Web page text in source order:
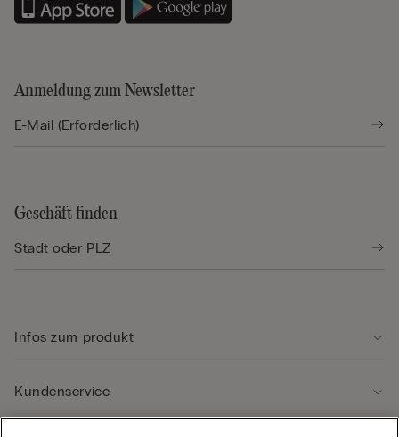
Anmeldung zum Newsletter
Geschäft finden
Infos zum produkt
Kundenservice